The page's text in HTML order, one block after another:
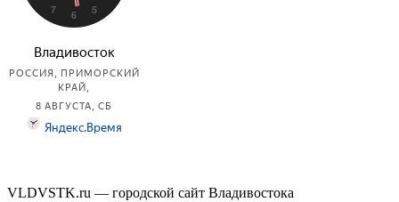
VLDVSTK.ru — городской сайт Владивостока